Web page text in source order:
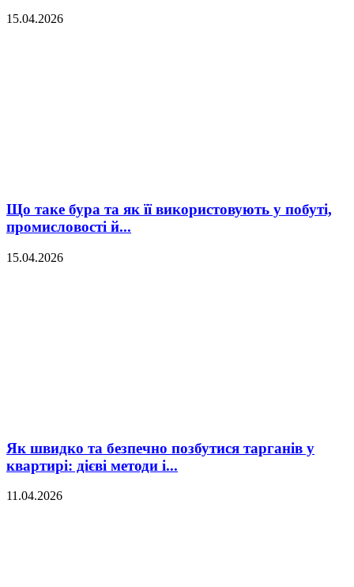
15.04.2026
Що таке бура та як її використовують у побуті,
промисловості й...
15.04.2026
Як швидко та безпечно позбутися тарганів у
квартирі: дієві методи і...
11.04.2026